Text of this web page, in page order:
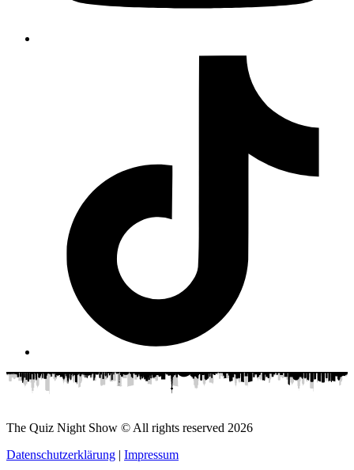
The Quiz Night Show © All rights reserved 2026
Datenschutzerklärung | Impressum